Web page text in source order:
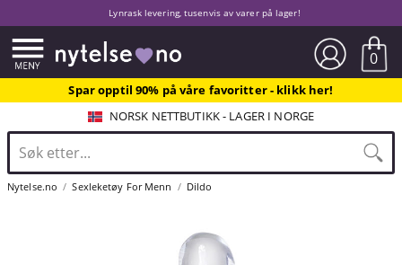
Lynrask levering, tusenvis av varer på lager!
0
Spar opptil 90% på våre favoritter - klikk her!
NORSK NETTBUTIKK - LAGER I NORGE
Nytelse.no Sexleketøy For Menn Dildo